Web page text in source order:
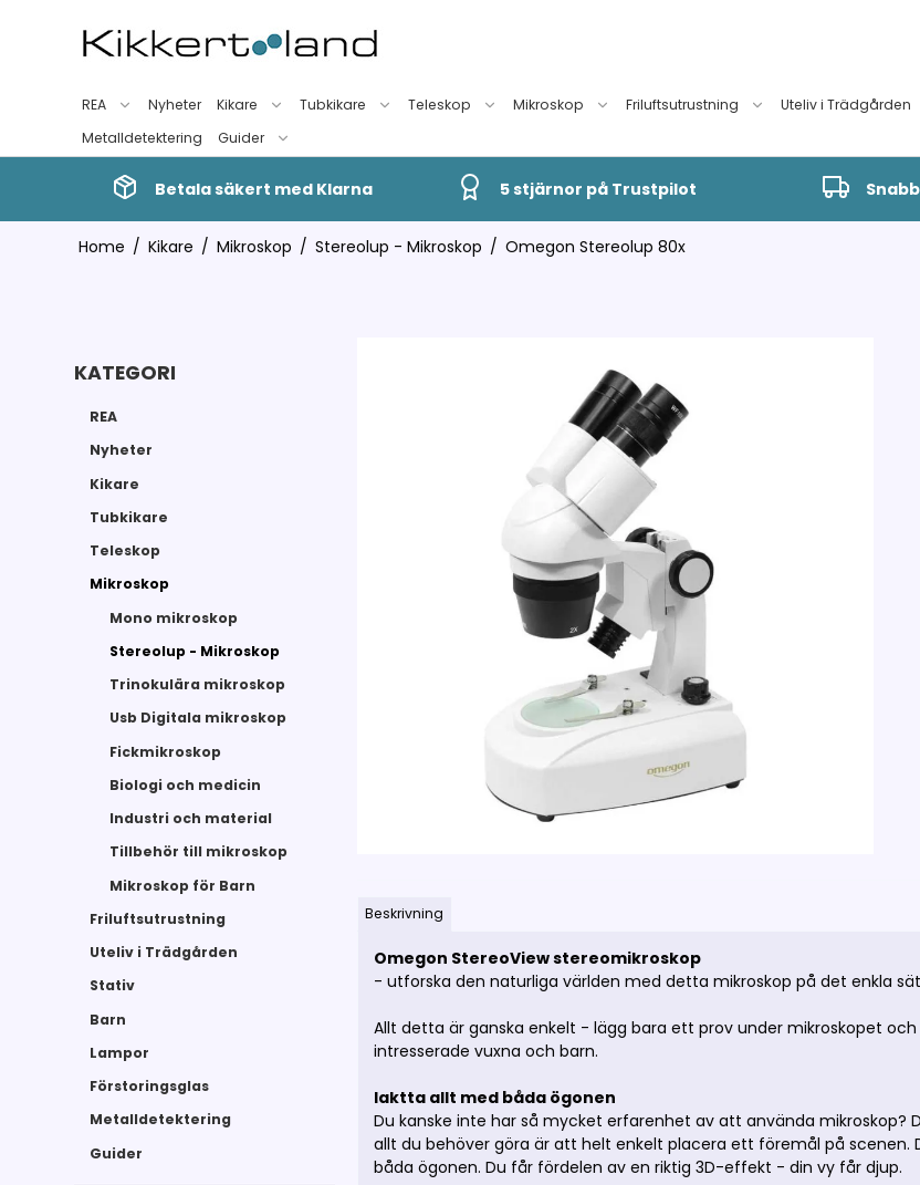
REA Nyheter Kikare Tubkikare Teleskop Mikroskop Friluftsutrustning Uteliv i Trädgården
Metalldetektering
Guider
Betala säkert med Klarna 5 stjärnor på Trustpilot
Home / Kikare / Mikroskop / Stereolup - Mikroskop / Omegon Stereolup 80x
KATEGORI
REA
Nyheter
Kikare
Tubkikare
Teleskop
Mikroskop
Mono mikroskop
Stereolup - Mikroskop
Trinokulära mikroskop
Usb Digitala mikroskop
Fickmikroskop
Biologi och medicin
Industri och material
Tillbehör till mikroskop
Mikroskop för Barn
Friluftsutrustning
Uteliv i Trädgården
Stativ
Barn
Lampor
Förstoringsglas
Metalldetektering
Guider
Beskrivning
Omegon StereoView stereomikroskop
- utforska den naturliga världen med detta mikroskop på det enkla
Allt detta är ganska enkelt - lägg bara ett prov under mikroskopet
intresserade vuxna och barn.
Iaktta allt med båda ögonen
Du kanske inte har så mycket erfarenhet av att använda
allt du behöver göra är att helt enkelt placera ett föremål på
båda ögonen. Du får fördelen av en riktig 3D-effekt - din vy får djup.